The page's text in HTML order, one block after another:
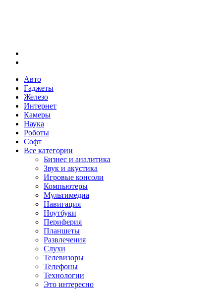
Авто
Гаджеты
Железо
Интернет
Камеры
Наука
Роботы
Софт
Все категории
Бизнес и аналитика
Звук и акустика
Игровые консоли
Компьютеры
Мультимедиа
Навигация
Ноутбуки
Периферия
Планшеты
Развлечения
Слухи
Телевизоры
Телефоны
Технологии
Это интересно